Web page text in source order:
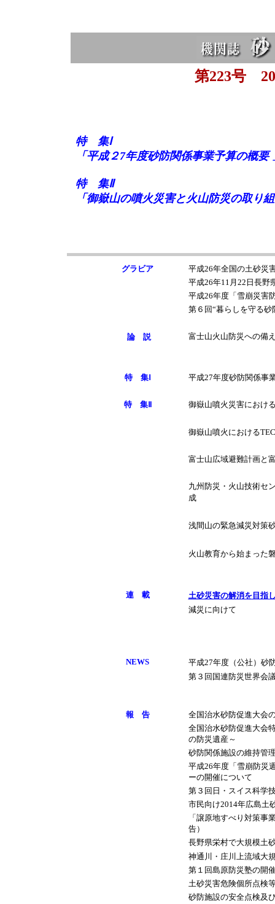
第223号
特 集Ⅰ
「平成２7年度砂防関係事業予算の概要
特 集Ⅱ
「御嶽山の噴火災害と火山防災の取り
グラビア
平成26年全国の土砂災
平成26年11月22日長野
平成26年度「雪崩災害
第６回“暮らしを守る
論 説 富士山火山防災への備
特 集Ⅰ 平成27年度砂防関係事
特 集Ⅱ 御嶽山噴火災害におけ
御嶽山噴火における
富士山広域避難計画と
九州防災・火山技術セ
成
浅間山の緊急減災対策
火山教育から始まった
連 載
土砂災害の解消を目指
減災に向けて
NEWS
平成27年度（公社）砂
第３回国連防災世界会
報 告
全国治水砂防促進大会
全国治水砂防促進大会
の防災遺産～
砂防関係施設の維持管
平成26年度「雪崩防災
ーの開催について
第３回日・スイス科学
市民向け2014年広島土
「譲原地すべり対策事
告）
長野県栄村で大規模土
神通川・庄川上流域大
第１回島原防災塾の開
土砂災害危険個所点検
砂防施設の安全点検及